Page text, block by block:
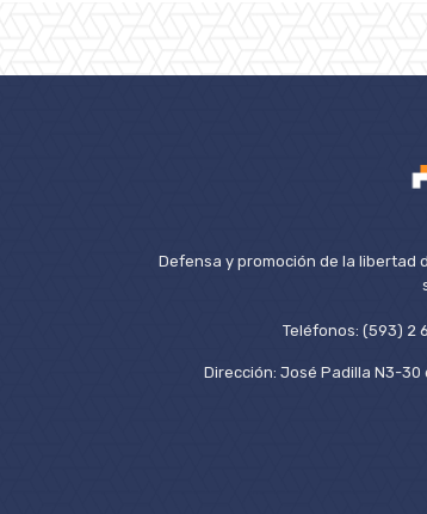
Defensa y promoción de la libertad
Teléfonos: (593) 2
Dirección: José Padilla N3-30